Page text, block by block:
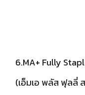
6.MA+ Fully
(เอ็มเอ พลัส ฟุลลี่